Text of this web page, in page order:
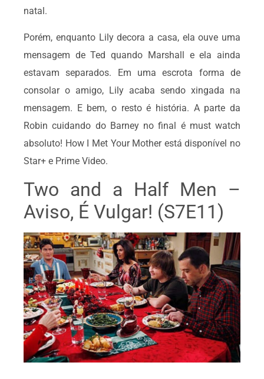
natal.
Porém, enquanto Lily decora a casa, ela ouve uma
mensagem de Ted quando Marshall e ela ainda
estavam separados. Em uma escrota forma de
consolar o amigo, Lily acaba sendo xingada na
mensagem. E bem, o resto é história. A parte da
Robin cuidando do Barney no final é must watch
absoluto! How I Met Your Mother está disponível no
Star+ e Prime Video.
Two and a Half Men –
Aviso, É Vulgar! (S7E11)